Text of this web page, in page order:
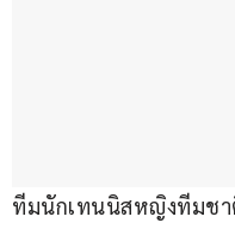
ทีมนักเทนนิสหญิงทีมชา